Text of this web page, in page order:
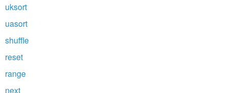
uksort
uasort
shuffle
reset
range
next